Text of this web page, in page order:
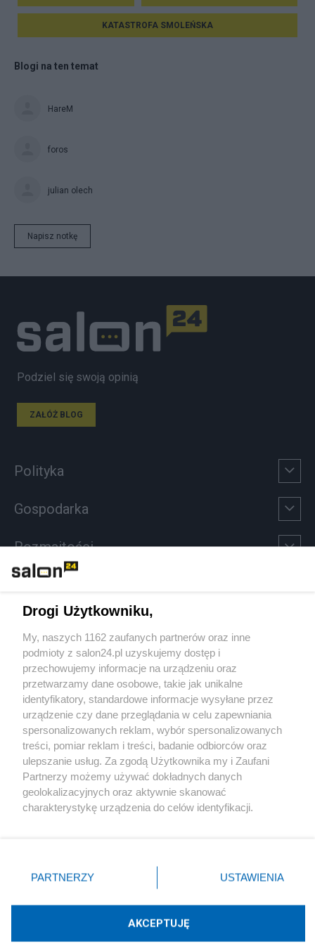
KATASTROFA SMOLEŃSKA
Blogi na ten temat
HareM
foros
julian olech
Napisz notkę
Podziel się swoją opinią
ZAŁÓŻ BLOG
Polityka
Gospodarka
Rozmaitości
Sport
Społeczeństwo
Kultura
X Facebook Instagram Youtube
Technologię dostarcza:W3media.pl
Drogi Użytkowniku,
My, naszych 1162 zaufanych partnerów oraz inne
podmioty z salon24.pl uzyskujemy dostęp i
przechowujemy informacje na urządzeniu oraz
przetwarzamy dane osobowe, takie jak unikalne
identyfikatory, standardowe informacje wysyłane przez
urządzenie czy dane przeglądania w celu zapewniania
spersonalizowanych reklam, wybór spersonalizowanych
treści, pomiar reklam i treści, badanie odbiorców oraz
ulepszanie usług. Za zgodą Użytkownika my i Zaufani
Partnerzy możemy używać dokładnych danych
geolokalizacyjnych oraz aktywnie skanować
charakterystykę urządzenia do celów identyfikacji.
zmienić/wycofać klikając przycisk ustawień prywatności
znajdujący się w lewym dolnym rogu strony
rodzaje przetwarzania danych nie wymagają zgody
użytkownika, ale masz prawo sprzeciwić się takiemu
przetwarzaniu. Preferencje będą miały zastosowania tylko
PARTNERZY USTAWIENIA
AKCEPTUJĘ